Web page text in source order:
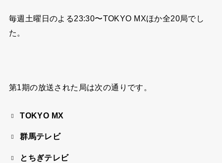
毎週土曜日のよる23:30〜TOKYO MXほか全20局でし
た。
第1期の放送された局は次の通りです。
TOKYO MX
群馬テレビ
とちぎテレビ